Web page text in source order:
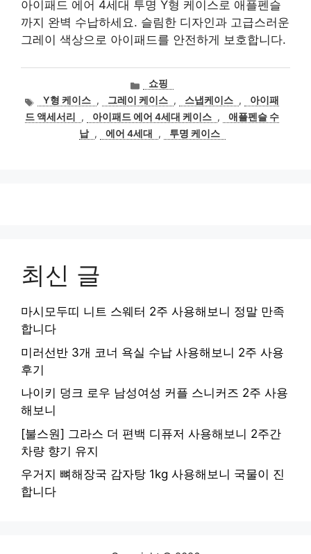
아이패드 에어 4세대 투명 Y형 케이스로 애플펜슬
까지 완벽 수납하세요. 슬림한 디자인과 고급스러운
그레이 색상으로 아이패드를 안전하게 보호합니다.
카
테
고
리
쇼핑
태
그
Y형 케이스 , 그레이 케이스 , 스냅케이스 ,
아이패
드 액세서리
, 아이패드 에어 4세대 케이스 ,
애플펜슬 수
납 , 에어 4세대 , 투명 케이스
최신 글
마시모두띠 니트 스웨터 2주 사용해보니 정말 만족
합니다
미러선반 3개 코너 욕실 수납 사용해보니 2주 사용
후기
나이키 덩크 로우 남성여성 커플 스니커즈 2주 사용
해보니
[불스원] 그라스 더 편백 디퓨저 사용해보니 2주간
차량 향기 유지
우거지 뼈해장국 감자탕 1kg 사용해보니 국물이 진
합니다